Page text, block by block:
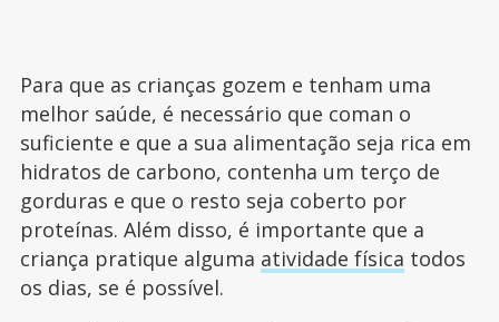
Para que as crianças gozem e tenham uma
melhor saúde, é necessário que coman o
suficiente e que a sua alimentação seja rica em
hidratos de carbono, contenha um terço de
gorduras e que o resto seja coberto por
proteínas. Além disso, é importante que a
criança pratique alguma atividade física todos
os dias, se é possível.